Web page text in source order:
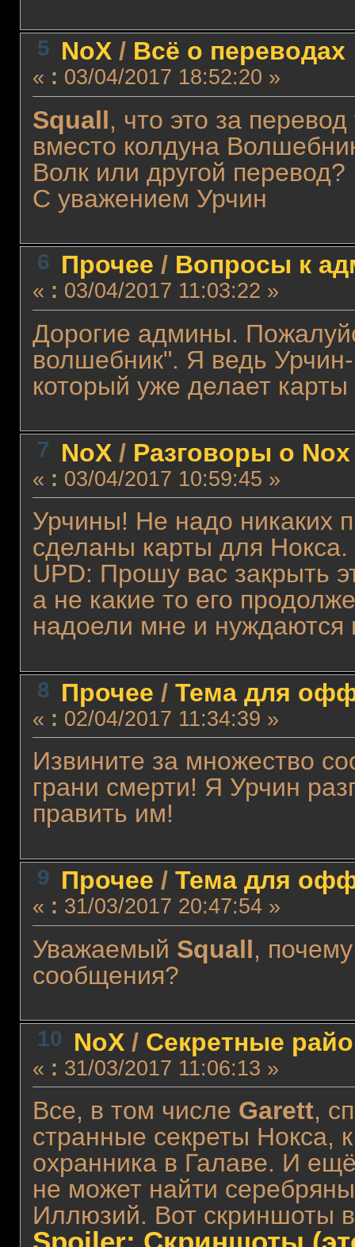
5 NoX/ Всё о переводах
« : 03/04/2017 18:52:20 »
Squall, что это за
вместо колдуна
Волк или другой перевод?
С уважением Урчин
6 Прочее / Вопросы к
« : 03/04/2017 11:03:22 »
Дорогие админы.
волшебник". Я ведь
который уже делает
7 NoX/ Разговоры о Nox
« : 03/04/2017 10:59:45 »
Урчины! Не надо никаких
сделаны карты для Нокса.
UPD: Прошу вас закрыть
а не какие то его
надоели мне и нуждаются
8 Прочее / Тема для
« : 02/04/2017 11:34:39 »
Извините за множество
грани смерти! Я Урчин
править им!
9 Прочее / Тема для
« : 31/03/2017 20:47:54 »
Уважаемый Squall,
сообщения?
10 NoX/ Cекретные
« : 31/03/2017 11:06:13 »
Все, в том числе Garett,
странные секреты Нокса,
охранника в Галаве. И
не может найти
Иллюзий. Вот скриншоты